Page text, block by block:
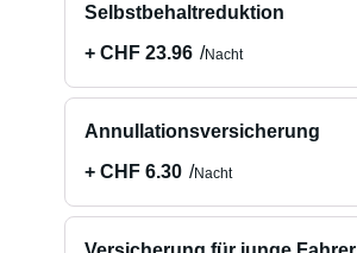
Selbstbehaltreduktion
+ CHF 23.96
Nacht
Annullationsversicherung
+ CHF 6.30
Nacht